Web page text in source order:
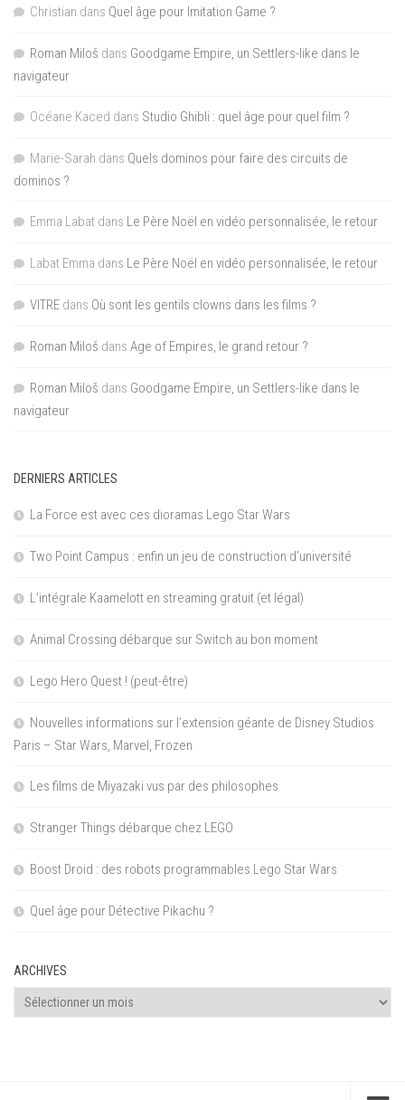
Christian dans Quel âge pour Imitation Game ?
Roman Miloš dans Goodgame Empire, un Settlers-like dans le
navigateur
Océane Kaced dans Studio Ghibli : quel âge pour quel film ?
Marie-Sarah dans Quels dominos pour faire des circuits de
dominos ?
Emma Labat dans Le Père Noël en vidéo personnalisée, le retour
Labat Emma dans Le Père Noël en vidéo personnalisée, le retour
VITRE dans Où sont les gentils clowns dans les films ?
Roman Miloš dans Age of Empires, le grand retour ?
Roman Miloš dans Goodgame Empire, un Settlers-like dans le
navigateur
DERNIERS ARTICLES
La Force est avec ces dioramas Lego Star Wars
Two Point Campus : enfin un jeu de construction d’université
L’intégrale Kaamelott en streaming gratuit (et légal)
Animal Crossing débarque sur Switch au bon moment
Lego Hero Quest ! (peut-être)
Nouvelles informations sur l’extension géante de Disney Studios
Paris – Star Wars, Marvel, Frozen
Les films de Miyazaki vus par des philosophes
Stranger Things débarque chez LEGO
Boost Droid : des robots programmables Lego Star Wars
Quel âge pour Détective Pikachu ?
ARCHIVES
Archives